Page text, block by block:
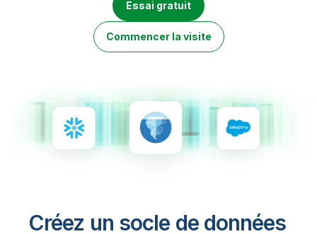
Essai gratuit
Commencer la visite
Créez un socle de données